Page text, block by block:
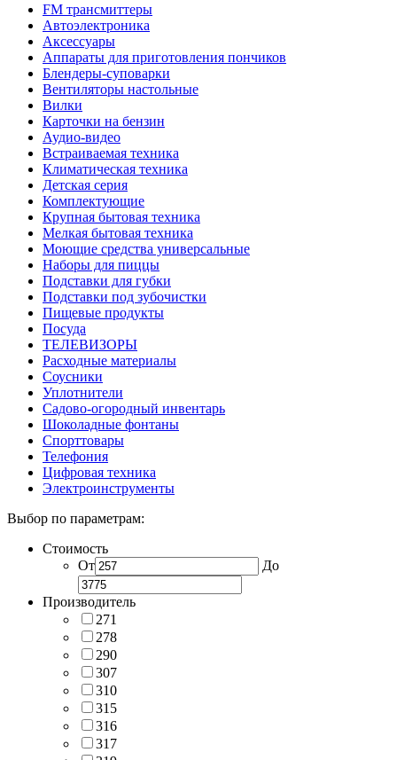
FM трансмиттеры
Автоэлектроника
Аксессуары
Аппараты для приготовления пончиков
Блендеры-суповарки
Вентиляторы настольные
Вилки
Карточки на бензин
Аудио-видео
Встраиваемая техника
Климатическая техника
Детская серия
Комплектующие
Крупная бытовая техника
Мелкая бытовая техника
Моющие средства универсальные
Наборы для пиццы
Подставки для губки
Подставки под зубочистки
Пищевые продукты
Посуда
ТЕЛЕВИЗОРЫ
Расходные материалы
Соусники
Уплотнители
Садово-огородный инвентарь
Шоколадные фонтаны
Спорттовары
Телефония
Цифровая техника
Электроинструменты
Выбор по параметрам:
Стоимость
От
До
Производитель
271
278
290
307
310
315
316
317